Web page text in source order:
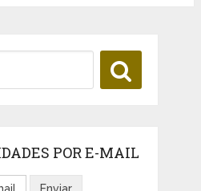
POR E-MAIL